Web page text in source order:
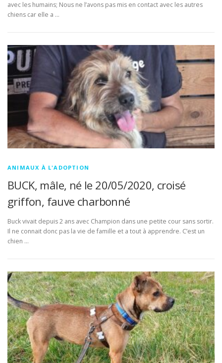
avec les humains; Nous ne l’avons pas mis en contact avec les autres
chiens car elle a …
ANIMAUX À L'ADOPTION
BUCK, mâle, né le 20/05/2020, croisé
griffon, fauve charbonné
Buck vivait depuis 2 ans avec Champion dans une petite cour sans sortir.
Il ne connait donc pas la vie de famille et a tout à apprendre. C’est un
chien …